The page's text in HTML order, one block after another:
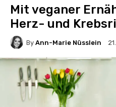
Mit veganer
Herz- und
By Ann-Marie Nüsslein